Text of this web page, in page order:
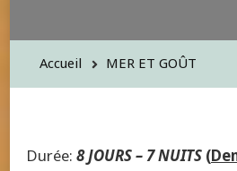
Accueil MER ET GOÛT
Durée: 8 JOURS – 7 NUITS (